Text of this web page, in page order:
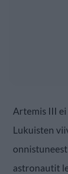
Artemis III
Lukuisten
astronautit